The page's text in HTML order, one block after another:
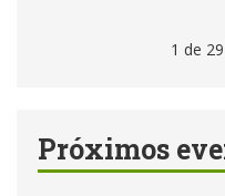
1 de 29
Próximos